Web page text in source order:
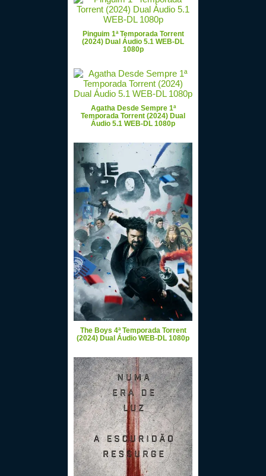
Pinguim 1ª Temporada Torrent
(2024) Dual Áudio 5.1 WEB-DL
1080p
Agatha Desde Sempre 1ª
Temporada Torrent (2024) Dual
Áudio 5.1 WEB-DL 1080p
The Boys 4ª Temporada Torrent
(2024) Dual Áudio WEB-DL 1080p